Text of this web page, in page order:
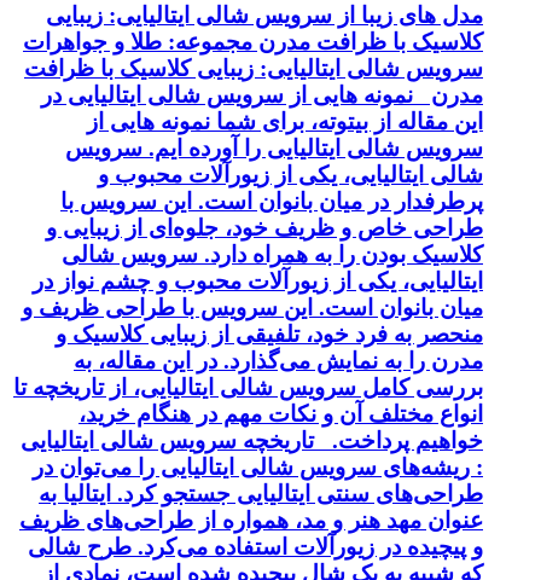
مدل های زیبا از سرویس شالی ایتالیایی: زیبایی
کلاسیک با ظرافت مدرن مجموعه: طلا و جواهرات
سرویس شالی ایتالیایی: زیبایی کلاسیک با ظرافت
مدرن نمونه هایی از سرویس شالی ایتالیایی در
این مقاله از بیتوته، برای شما نمونه هایی از
سرویس شالی ایتالیایی را آورده ایم. سرویس
شالی ایتالیایی، یکی از زیورآلات محبوب و
پرطرفدار در میان بانوان است. این سرویس با
طراحی خاص و ظریف خود، جلوه‌ای از زیبایی و
کلاسیک بودن را به همراه دارد. سرویس شالی
ایتالیایی، یکی از زیورآلات محبوب و چشم نواز در
میان بانوان است. این سرویس با طراحی ظریف و
منحصر به فرد خود، تلفیقی از زیبایی کلاسیک و
مدرن را به نمایش می‌گذارد. در این مقاله، به
بررسی کامل سرویس شالی ایتالیایی، از تاریخچه تا
انواع مختلف آن و نکات مهم در هنگام خرید،
خواهیم پرداخت. تاریخچه سرویس شالی ایتالیایی
: ریشه‌های سرویس شالی ایتالیایی را می‌توان در
طراحی‌های سنتی ایتالیایی جستجو کرد. ایتالیا به
عنوان مهد هنر و مد، همواره از طراحی‌های ظریف
و پیچیده در زیورآلات استفاده می‌کرد. طرح شالی
که شبیه به یک شال پیچیده شده است، نمادی از